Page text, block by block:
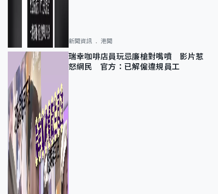
新聞資訊 港聞
瑞幸咖啡店員玩忌廉槍對嘴噴 影片惹
怒網民 官方：已解僱違規員工